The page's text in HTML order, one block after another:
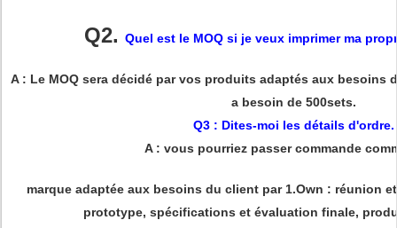
Q2. Quel est le MOQ si je veux imprimer ma
A : Le MOQ sera décidé par vos produits adaptés aux besoins
a besoin de 500sets.
Q3 : Dites-moi les détails d'ordre.
A : vous pourriez passer commande
marque adaptée aux besoins du client par 1.Own : réunion
prototype, spécifications et évaluation finale,